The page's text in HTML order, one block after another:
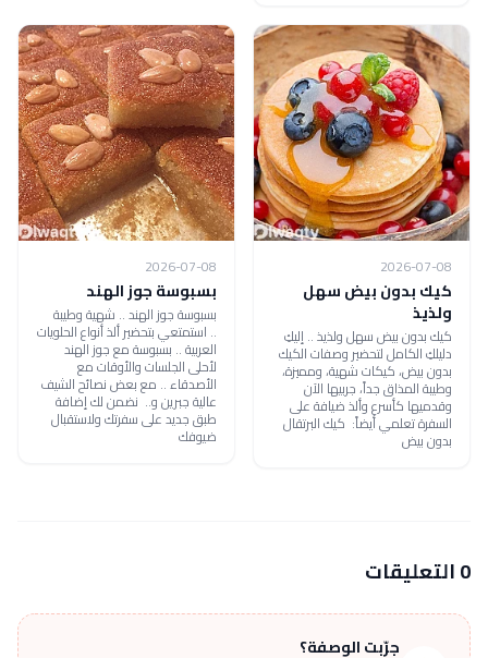
2026-07-08
كيك بدون بيض سهل
ولذيذ
كيك بدون بيض سهل ولذيذ .. إليكِ
دليلكِ الكامل لتحضير وصفات الكيك
بدون بيض، كيكات شهية، ومميزة،
وطيبة المذاق جداً، جربيها الآن
وقدميها كأسرع وألذ ضيافة على
السفرة تعلمي أيضاً: كيك البرتقال
بدون بيض
2026-07-08
بسبوسة جوز الهند
بسبوسة جوز الهند .. شهية وطيبة
.. استمتعي بتحضير ألذ أنواع الحلويات
العربية .. بسبوسة مع جوز الهند
لأحلى الجلسات والأوقات مع
الأصدقاء .. مع بعض نصائح الشيف
عالية جبرين و.. نضمن لك إضافة
طبق جديد على سفرتك ولاستقبال
ضيوفك
0 التعليقات
جرّبت الوصفة؟